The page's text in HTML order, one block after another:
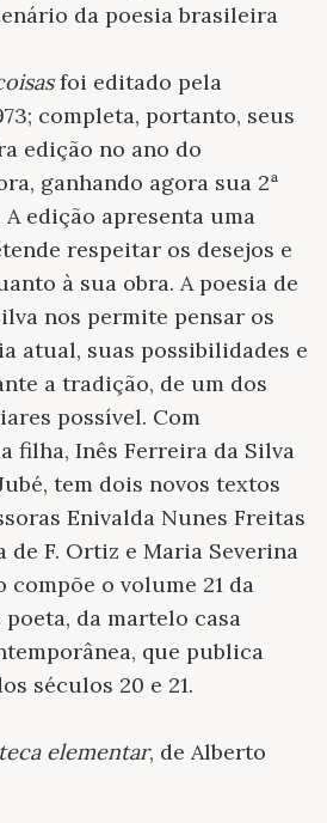
da poesia brasileira
foi editado pela
completa, portanto, seus
edição no ano do
ganhando agora sua 2ª
edição apresenta uma
respeitar os desejos e
à sua obra. A poesia de
nos permite pensar os
atual, suas possibilidades e
a tradição, de um dos
possível. Com
filha, Inês Ferreira da Silva
tem dois novos textos
Enivalda Nunes Freitas
de F. Ortiz e Maria Severina
compõe o volume 21 da
da martelo casa
que publica
séculos 20 e 21.
elementar, de Alberto